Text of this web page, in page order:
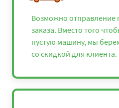
Возможно отправление
заказа. Вместо того
пустую машину, мы
со скидкой для клиента.